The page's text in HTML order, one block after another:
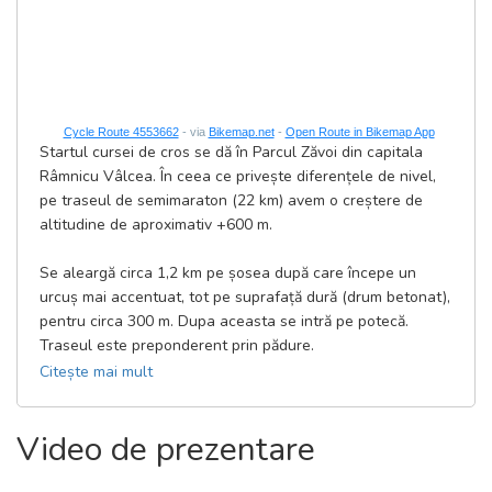
Cycle Route 4553662- via Bikemap.net- Open Route in Bikemap App
Startul cursei de cros se dă în Parcul Zăvoi din capitala
Râmnicu Vâlcea. În ceea ce privește diferențele de nivel,
pe traseul de semimaraton (22 km) avem o creștere de
altitudine de aproximativ +600 m.
Se aleargă circa 1,2 km pe șosea după care începe un
urcuș mai accentuat, tot pe suprafață dură (drum betonat),
pentru circa 300 m. Dupa aceasta se intră pe potecă.
Traseul este preponderent prin pădure.
siguranță și fără obstacole.
Citește mai mult
Video de prezentare